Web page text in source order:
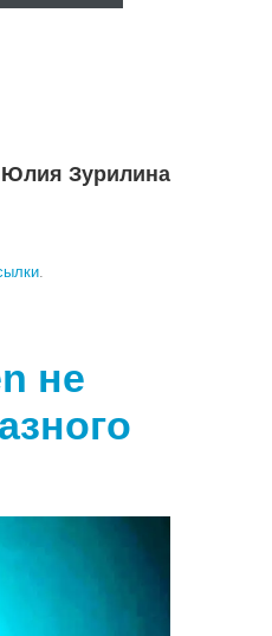
Юлия Зурилина
.
не